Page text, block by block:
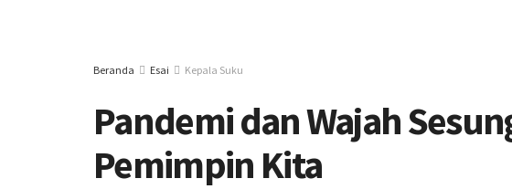
Beranda Esai Kepala Suku
Pandemi dan Wajah
Pemimpin Kita